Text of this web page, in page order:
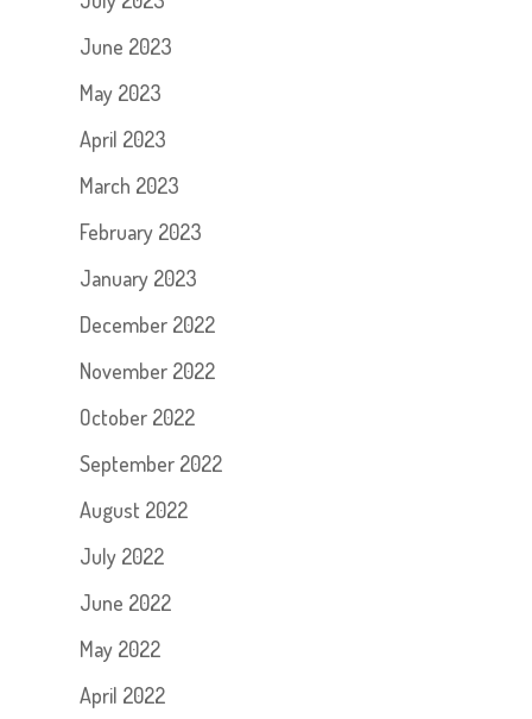
June 2023
May 2023
April 2023
March 2023
February 2023
January 2023
December 2022
November 2022
October 2022
September 2022
August 2022
July 2022
June 2022
May 2022
April 2022